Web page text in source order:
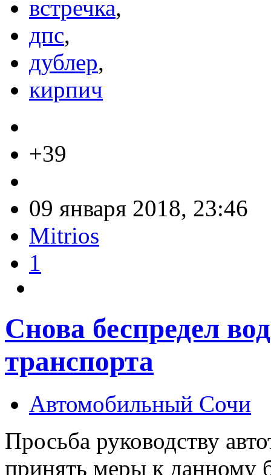
встречка,
дпс,
дублер,
кирпич
+39
09 января 2018, 23:46
Mitrios
1
Снова беспредел
транспорта
Автомобильный Сочи
Просьба руководству
принять меры к данному